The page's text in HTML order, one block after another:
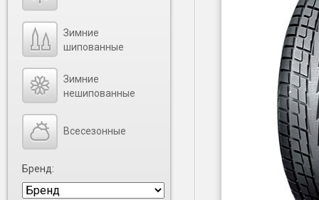
Зимние
шипованные
Зимние
нешипованные
Всесезонные
Бренд: